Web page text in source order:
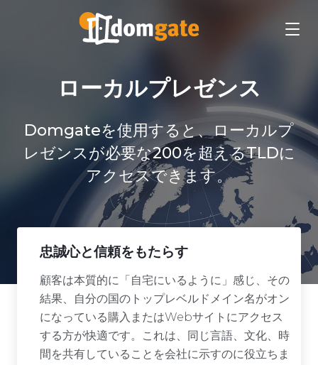
ローカルプレゼンス
Domgateを使用すると、ローカルプ
レゼンスが必要な200を超えるTLDに
アクセスできます。
忠誠心と信頼をもたらす
顧客は本質的に「自宅にいるように」感じ、その
結果、自分の国のトップレベルドメイン名がオン
になっている購入またはWebサイトにアクセス
する方が快適です。これは、同じ言語、文化、時
間を共有していることを会社に示すのに役立ちま